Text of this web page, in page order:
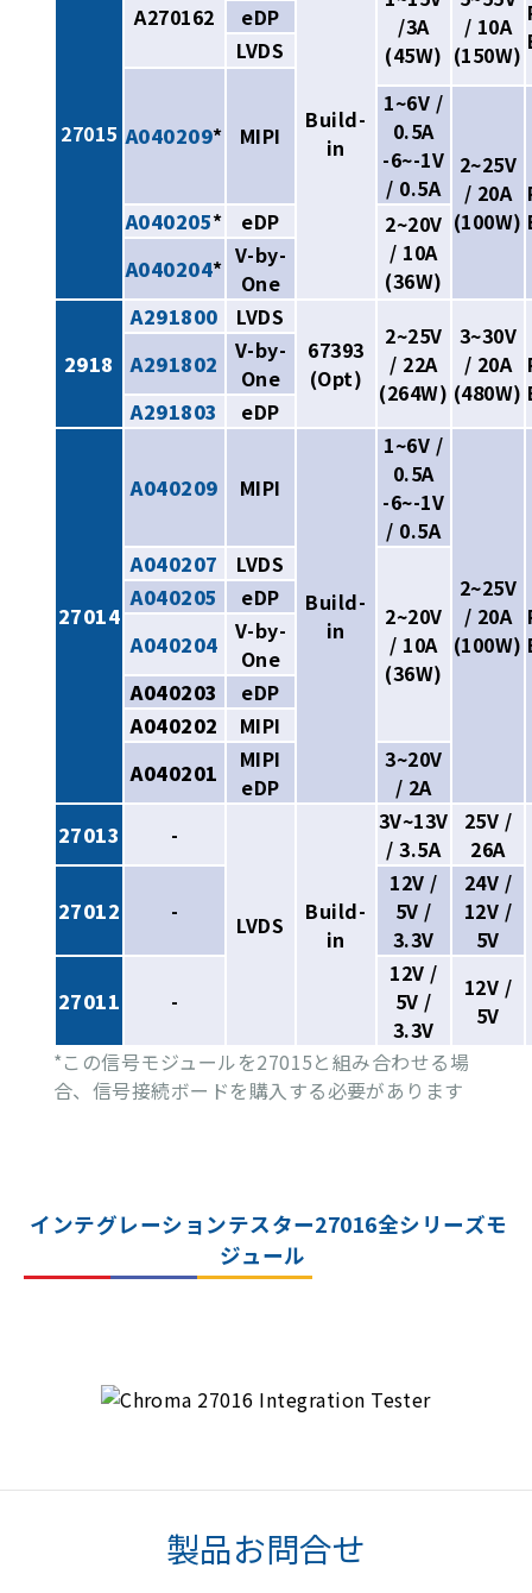
27015
A270162
Build-
in
/3A
(45W)
/ 10A
(150W)
eDP
LVDS
A040209* MIPI
1~6V /
0.5A
-6~-1V
/ 0.5A
2~25V
/ 20A
(100W)
A040205* eDP
2~20V
/ 10A
(36W)
A040204* V-by-
One
2918
A291800
LVDS
67393
(Opt)
2~25V
/ 22A
(264W)
3~30V
/ 20A
(480W)
A291802
V-by-
One
A291803
eDP
27014
A040209 MIPI
Build-
in
1~6V /
0.5A
-6~-1V
/ 0.5A
2~25V
/ 20A
(100W)
A040207
LVDS
2~20V
/ 10A
(36W)
A040205
eDP
A040204
V-by-
One
A040203
eDP
A040202
MIPI
A040201
MIPI
eDP
3~20V
/ 2A
27013
-
LVDS
Build-
in
3V~13V
/ 3.5A
25V /
26A
27012 -
12V /
5V /
3.3V
24V /
12V /
5V
27011 -
12V /
5V /
3.3V
12V /
5V
*この信号モジュールを27015と組み合わせる場
合、信号接続ボードを購入する必要があります
インテグレーションテスター27016全シリーズモ
ジュール
製品お問合せ